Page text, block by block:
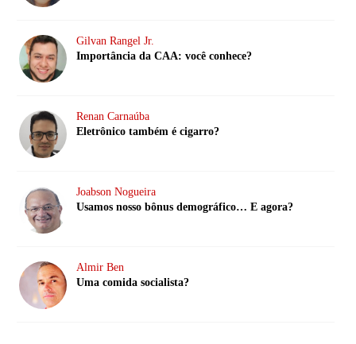
Gilvan Rangel Jr.
Importância da CAA: você conhece?
Renan Carnaúba
Eletrônico também é cigarro?
Joabson Nogueira
Usamos nosso bônus demográfico… E agora?
Almir Ben
Uma comida socialista?